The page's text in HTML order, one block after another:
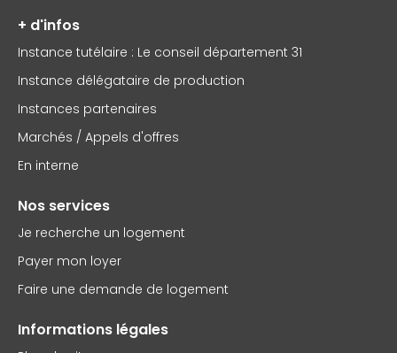
+ d'infos
Instance tutélaire : Le conseil département 31
Instance délégataire de production
Instances partenaires
Marchés / Appels d'offres
En interne
Nos services
Je recherche un logement
Payer mon loyer
Faire une demande de logement
Informations légales